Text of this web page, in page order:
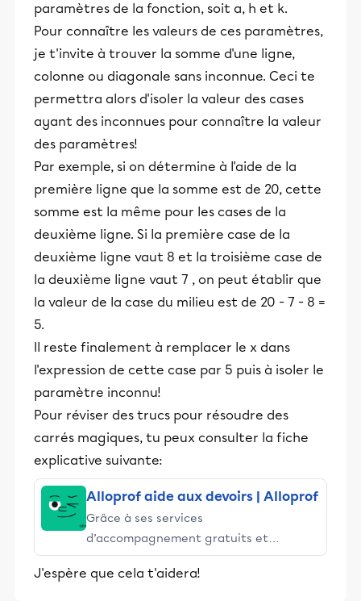
paramètres de la fonction, soit a, h et k.
Pour connaître les valeurs de ces paramètres,
je t'invite à trouver la somme d'une ligne,
colonne ou diagonale sans inconnue. Ceci te
permettra alors d'isoler la valeur des cases
ayant des inconnues pour connaître la valeur
des paramètres!
Par exemple, si on détermine à l'aide de la
première ligne que la somme est de 20, cette
somme est la même pour les cases de la
deuxième ligne. Si la première case de la
deuxième ligne vaut 8 et la troisième case de
la deuxième ligne vaut 7 , on peut établir que
la valeur de la case du milieu est de 20 - 7 - 8 =
5.
Il reste finalement à remplacer le x dans
l'expression de cette case par 5 puis à isoler le
paramètre inconnu!
Pour réviser des trucs pour résoudre des
carrés magiques, tu peux consulter la fiche
explicative suivante:
Alloprof aide aux devoirs | Alloprof
Grâce à ses services
d’accompagnement gratuits et
stimulants, Alloprof engage les élèves
et leurs parents dans la réussite
J'espère que cela t'aidera!